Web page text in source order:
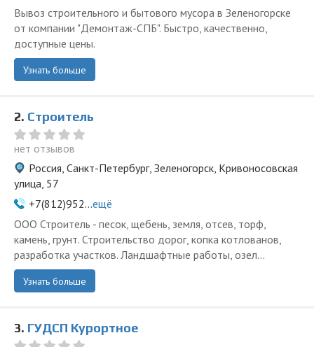
Вывоз строительного и бытового мусора в Зеленогорске
от компании "Демонтаж-СПБ". Быстро, качественно,
доступные цены.
Узнать больше
2. Строитель
нет отзывов
Россия, Санкт-Петербург, Зеленогорск, Кривоносовская
улица, 57
+7(812)952...ещё
ООО Строитель - песок, щебень, земля, отсев, торф,
камень, грунт. Строительство дорог, копка котлованов,
разработка участков. Ландшафтные работы, озел...
Узнать больше
3. ГУДСП Курортное